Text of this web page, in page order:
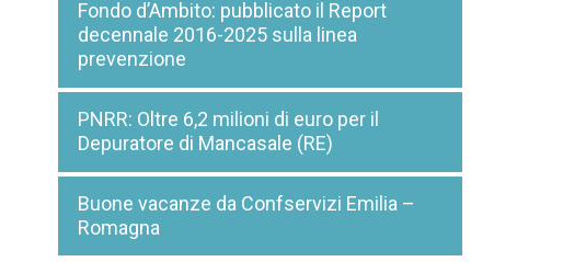
Fondo d’Ambito: pubblicato il Report
decennale 2016-2025 sulla linea
prevenzione
PNRR: Oltre 6,2 milioni di euro per il
Depuratore di Mancasale (RE)
Buone vacanze da Confservizi Emilia –
Romagna